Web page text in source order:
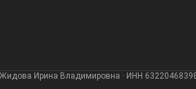
Ирина Владимировна · ИНН